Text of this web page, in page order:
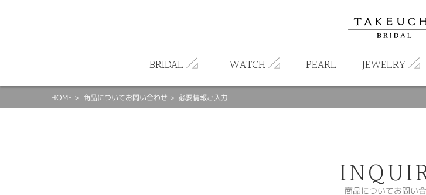
BRIDAL WATCH PEARL JEWELRY
HOME 商品についてお問い合わせ 必要情報ご入力
商品についてお問い